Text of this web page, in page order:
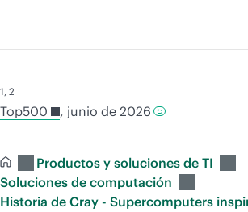
1, 2
Top500 , junio de 2026
Productos y soluciones de TI
Soluciones de computación
Historia de Cray - Supercomputers